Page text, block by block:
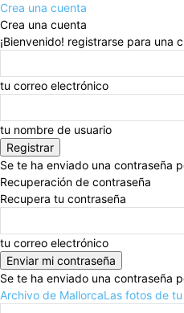
Crea una cuenta
Crea una cuenta
¡Bienvenido! registrarse para una
tu correo electrónico
tu nombre de usuario
Se te ha enviado una contraseña
Recuperación de contraseña
Recupera tu contraseña
tu correo electrónico
Se te ha enviado una contraseña
Archivo de MallorcaLas fotos de